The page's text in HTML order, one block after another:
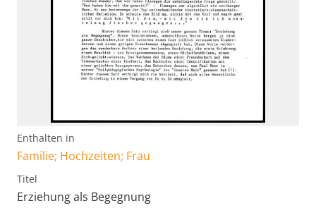
Enthalten in
Familie; Hochzeiten; Frau
Titel
Erziehung als Begegnung